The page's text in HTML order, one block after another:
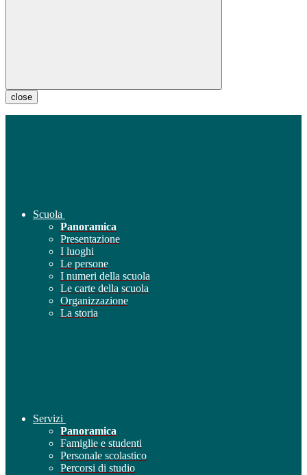
close
Scuola
Panoramica
Presentazione
I luoghi
Le persone
I numeri della scuola
Le carte della scuola
Organizzazione
La storia
Servizi
Panoramica
Famiglie e studenti
Personale scolastico
Percorsi di studio